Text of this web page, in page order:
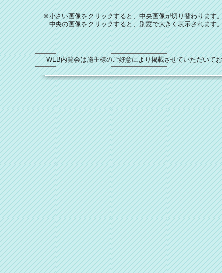
※小さい画像をクリックすると、中央画像が切り替わります
中央の画像をクリックすると、別窓で大きく表示されます
WEB内覧会は施主様のご好意により掲載させていただいて